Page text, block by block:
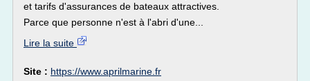
et tarifs d'assurances de bateaux attractives.
Parce que personne n'est à l'abri d'une...
Lire la suite
Site : https://www.aprilmarine.fr